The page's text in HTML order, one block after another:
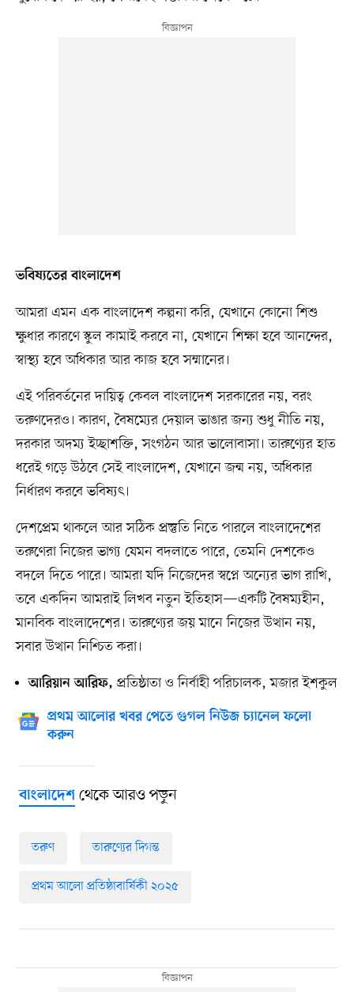
ভবিষ্যতের বাংলাদেশ
আমরা এমন এক বাংলাদেশ কল্পনা করি, যেখানে কোনো শিশু
ক্ষুধার কারণে স্কুল কামাই করবে না, যেখানে শিক্ষা হবে আনন্দের,
স্বাস্থ্য হবে অধিকার আর কাজ হবে সম্মানের।
এই পরিবর্তনের দায়িত্ব কেবল বাংলাদেশ সরকারের নয়, বরং
তরুণদেরও। কারণ, বৈষম্যের দেয়াল ভাঙার জন্য শুধু নীতি নয়,
দরকার অদম্য ইচ্ছাশক্তি, সংগঠন আর ভালোবাসা। তারুণ্যের হাত
ধরেই গড়ে উঠবে সেই বাংলাদেশ, যেখানে জন্ম নয়, অধিকার
নির্ধারণ করবে ভবিষ্যৎ।
দেশপ্রেম থাকলে আর সঠিক প্রস্তুতি নিতে পারলে বাংলাদেশের
তরুণেরা নিজের ভাগ্য যেমন বদলাতে পারে, তেমনি দেশকেও
বদলে দিতে পারে। আমরা যদি নিজেদের স্বপ্নে অন্যের ভাগ রাখি,
তবে একদিন আমরাই লিখব নতুন ইতিহাস—একটি বৈষম্যহীন,
মানবিক বাংলাদেশের। তারুণ্যের জয় মানে নিজের উত্থান নয়,
সবার উত্থান নিশ্চিত করা।
আরিয়ান আরিফ,প্রতিষ্ঠাতা ও নির্বাহী পরিচালক, মজার ইশকুল
প্রথম আলোর খবর পেতে গুগল নিউজ চ্যানেল ফলো
করুন
বাংলাদেশথেকে আরও পড়ুন
তরুণ তারুণ্যের দিগন্ত
প্রথম আলো প্রতিষ্ঠাবার্ষিকী ২০২৫